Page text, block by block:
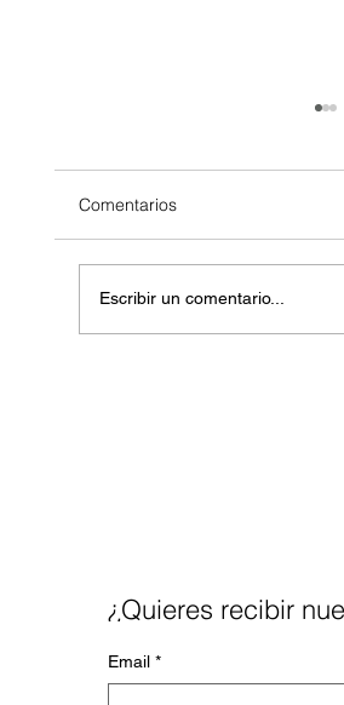
Comentarios
Escribir un comentario...
¿Quieres recibir
noticias y blog a tu
Email *